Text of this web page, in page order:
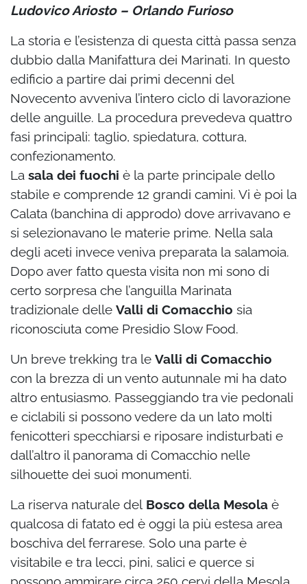
Ludovico Ariosto – Orlando Furioso
La storia e l’esistenza di questa città passa senza
dubbio dalla Manifattura dei Marinati. In questo
edificio a partire dai primi decenni del
Novecento avveniva l’intero ciclo di lavorazione
delle anguille. La procedura prevedeva quattro
fasi principali: taglio, spiedatura, cottura,
confezionamento.
La sala dei fuochi è la parte principale dello
stabile e comprende 12 grandi camini. Vi è poi la
Calata (banchina di approdo) dove arrivavano e
si selezionavano le materie prime. Nella sala
degli aceti invece veniva preparata la salamoia.
Dopo aver fatto questa visita non mi sono di
certo sorpresa che l’anguilla Marinata
tradizionale delle Valli di Comacchio sia
riconosciuta come Presidio Slow Food.
Un breve trekking tra le Valli di Comacchio
con la brezza di un vento autunnale mi ha dato
altro entusiasmo. Passeggiando tra vie pedonali
e ciclabili si possono vedere da un lato molti
fenicotteri specchiarsi e riposare indisturbati e
dall’altro il panorama di Comacchio nelle
silhouette dei suoi monumenti.
La riserva naturale del Bosco della Mesola è
qualcosa di fatato ed è oggi la più estesa area
boschiva del ferrarese. Solo una parte è
visitabile e tra lecci, pini, salici e querce si